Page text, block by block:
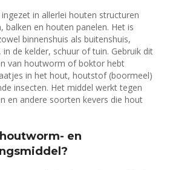
in allerlei houten structuren
balken en houten panelen. Het is
binnenshuis als buitenshuis,
de kelder, schuur of tuin. Gebruik dit
van houtworm of boktor hebt
in het hout, houtstof (boormeel)
insecten. Het middel werkt tegen
en andere soorten kevers die hout
en